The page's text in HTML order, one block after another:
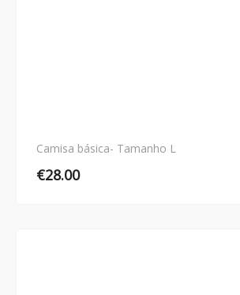
Camisa básica- Tamanho L
€28.00